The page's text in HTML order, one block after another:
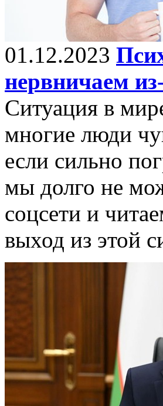
01.12.2023
нервничаем
Ситуация в
многие люди
если сильно
мы долго не
соцсети и
выход из этой